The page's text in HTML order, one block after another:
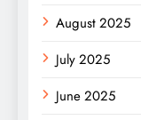
August 2025
July 2025
June 2025